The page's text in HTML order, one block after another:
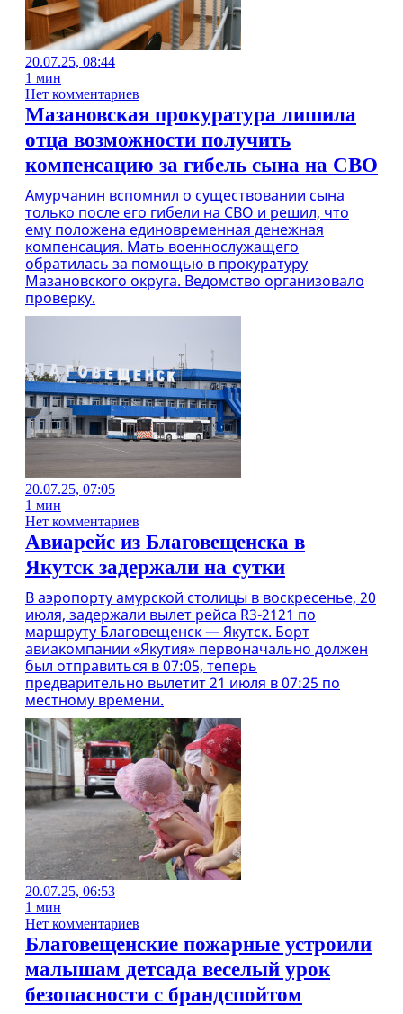
20.07.25, 08:44
1 мин
Нет комментариев
Мазановская прокуратура лишила
отца возможности получить
компенсацию за гибель сына на СВО
Амурчанин вспомнил о существовании сына
только после его гибели на СВО и решил, что
ему положена единовременная денежная
компенсация. Мать военнослужащего
обратилась за помощью в прокуратуру
Мазановского округа. Ведомство организовало
проверку.
20.07.25, 07:05
1 мин
Нет комментариев
Авиарейс из Благовещенска в
Якутск задержали на сутки
В аэропорту амурской столицы в воскресенье, 20
июля, задержали вылет рейса R3-2121 по
маршруту Благовещенск — Якутск. Борт
авиакомпании «Якутия» первоначально должен
был отправиться в 07:05, теперь
предварительно вылетит 21 июля в 07:25 по
местному времени.
20.07.25, 06:53
1 мин
Нет комментариев
Благовещенские пожарные устроили
малышам детсада веселый урок
безопасности с брандспойтом